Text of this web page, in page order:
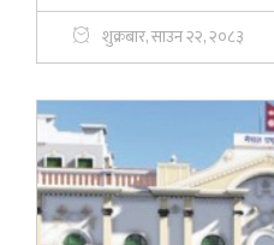
शुक्रबार, साउन २२, २०८३